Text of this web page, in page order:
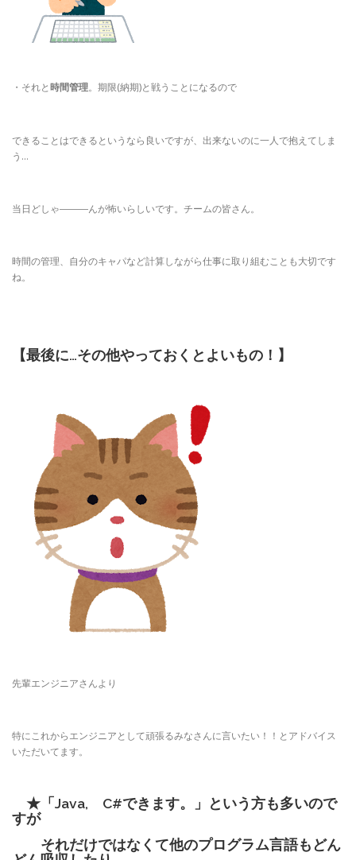
・それと時間管理。期限(納期)と戦うことになるので
できることはできるというなら良いですが、出来ないのに一人で抱えてしま
う…
当日どしゃ―――んが怖いらしいです。チームの皆さん。
時間の管理、自分のキャパなど計算しながら仕事に取り組むことも大切です
ね。
【最後に…その他やっておくとよいもの！】
先輩エンジニアさんより
特にこれからエンジニアとして頑張るみなさんに言いたい！！とアドバイス
いただいてます。
★「Java, C#できます。」という方も多いので
すが
それだけではなくて他のプログラム言語もどん